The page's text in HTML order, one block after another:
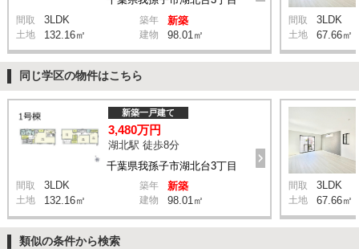
間取 3LDK 築年 新築
土地 132.16㎡ 建物 98.01㎡
間取 3LDK
土地 67.66㎡
同じ学区の物件はこちら
千葉県我孫子市湖北台3丁目
新築一戸建て
3,480万円
湖北駅 徒歩8分
間取 3LDK 築年 新築
土地 132.16㎡ 建物 98.01㎡
間取 3LDK
土地 67.66㎡
類似の条件から検索